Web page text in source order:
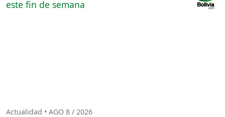
Actualidad • AGO 8 / 2026